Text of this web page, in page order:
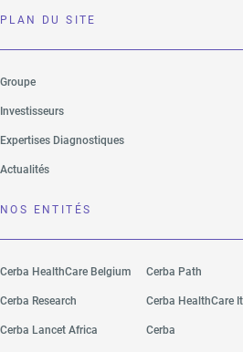
PLAN DU SITE
Groupe
Investisseurs
Expertises Diagnostiques
Actualités
NOS ENTITÉS
Cerba HealthCare Belgium Cerba Path
Cerba Research Cerba HealthCare
Cerba Lancet Africa Cerba